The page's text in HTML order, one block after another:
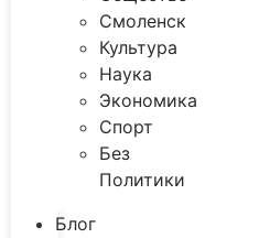
Смоленск
Культура
Наука
Экономика
Спорт
Без
Политики
Блог